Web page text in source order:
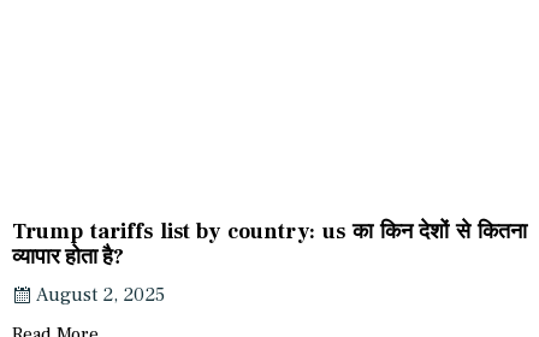
Trump tariffs list by country: us का किन देशों से कितना
व्यापार होता है?
August 2, 2025